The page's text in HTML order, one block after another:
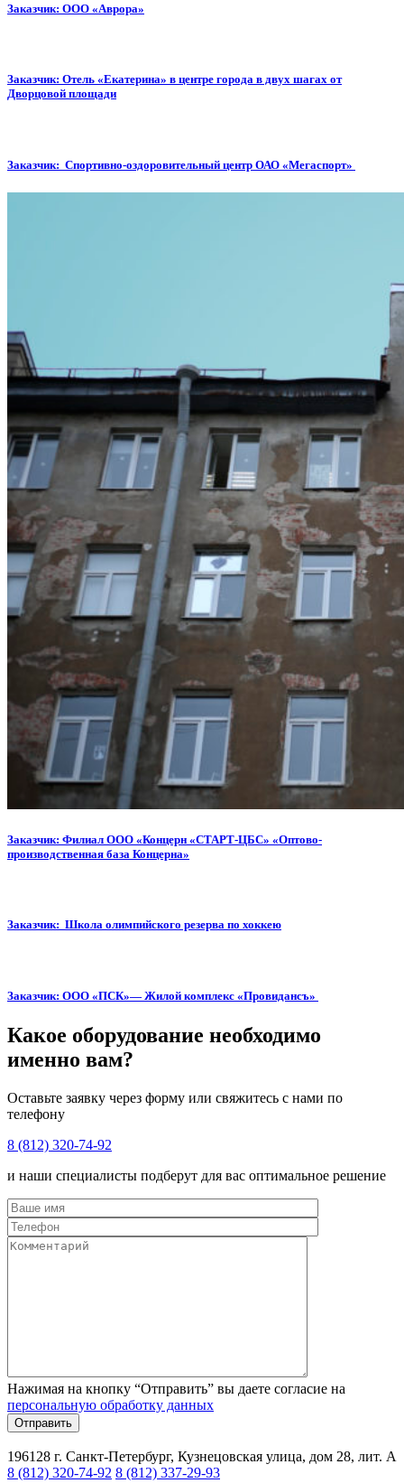
Заказчик: ООО «Аврора»
Заказчик: Отель «Екатерина» в центре города в двух шагах от
Дворцовой площади
Заказчик: Спортивно-оздоровительный центр ОАО «Мегаспорт»
Заказчик: Филиал ООО «Концерн «СТАРТ-ЦБС» «Оптово-
производственная база Концерна»
Заказчик: Школа олимпийского резерва по хоккею
Заказчик: ООО «ПСК»— Жилой комплекс «Провидансъ»
Какое оборудование необходимо
именно вам?
Оставьте заявку через форму или свяжитесь с нами по
телефону
8 (812) 320-74-92
и наши специалисты подберут для вас оптимальное решение
Нажимая на кнопку “Отправить” вы даете согласие на
персональную обработку данных
196128 г. Санкт-Петербург, Кузнецовская улица, дом 28, лит. А
8 (812) 320-74-92 8 (812) 337-29-93